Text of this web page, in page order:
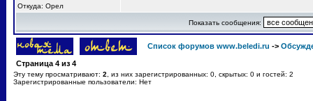
Откуда: Орел
Показать сообщения:
Список форумов www.beledi.ru ->
Страница 4 из 4
Эту тему просматривают: 2 , из них зарегистрированных: 0, скрытых: 0 и гостей: 2
Зарегистрированные пользователи: Нет